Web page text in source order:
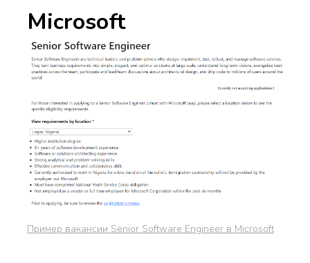
Microsoft
Пример вакансии Senior Software Engineer в Microsoft